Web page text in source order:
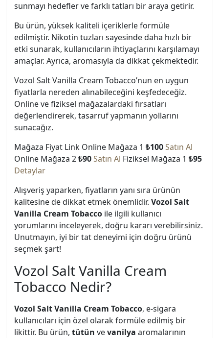
sunmayı hedefler ve farklı tatları bir araya getirir.
Bu ürün, yüksek kaliteli içeriklerle formüle
edilmiştir. Nikotin tuzları sayesinde daha hızlı bir
etki sunarak, kullanıcıların ihtiyaçlarını karşılamayı
amaçlar. Ayrıca, aromasıyla da dikkat çekmektedir.
Vozol Salt Vanilla Cream Tobacco’nun en uygun
fiyatlarla nereden alınabileceğini keşfedeceğiz.
Online ve fiziksel mağazalardaki fırsatları
değerlendirerek, tasarruf yapmanın yollarını
sunacağız.
Mağaza Fiyat Link Online Mağaza 1 ₺100Satın Al
Online Mağaza 2₺90Satın Al Fiziksel Mağaza 1 ₺95
Detaylar
Alışveriş yaparken, fiyatların yanı sıra ürünün
kalitesine de dikkat etmek önemlidir. Vozol Salt
Vanilla Cream Tobacco ile ilgili kullanıcı
yorumlarını inceleyerek, doğru kararı verebilirsiniz.
Unutmayın, iyi bir tat deneyimi için doğru ürünü
seçmek şart!
Vozol Salt Vanilla Cream
Tobacco Nedir?
Vozol Salt Vanilla Cream Tobacco, e-sigara
kullanıcıları için özel olarak formüle edilmiş bir
likittir. Bu ürün, tütün vevanilya aromalarının